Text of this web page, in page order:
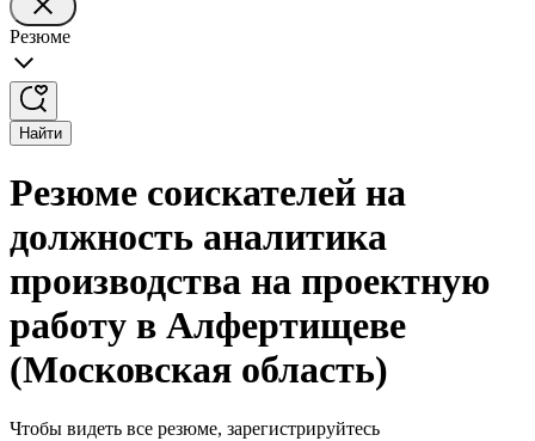
Резюме
Найти
Резюме соискателей на
должность аналитика
производства на проектную
работу в Алфертищеве
(Московская область)
Чтобы видеть все резюме, зарегистрируйтесь